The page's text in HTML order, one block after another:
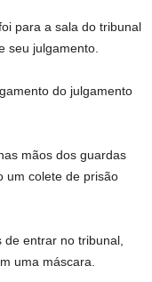
para a sala do tribunal
seu julgamento.
do julgamento
mãos dos guardas
um colete de prisão
entrar no tribunal,
uma máscara.